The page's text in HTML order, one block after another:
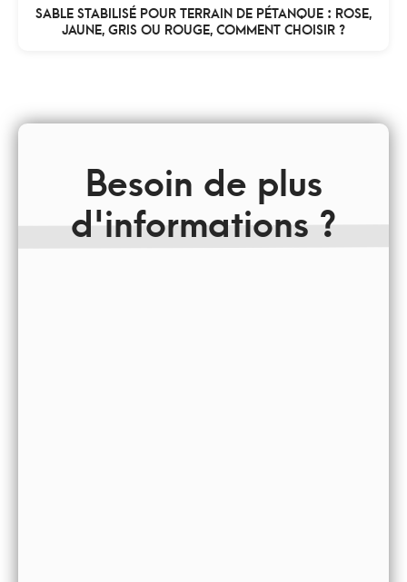
SABLE STABILISÉ POUR TERRAIN DE PÉTANQUE : ROSE,
JAUNE, GRIS OU ROUGE, COMMENT CHOISIR ?
Besoin de plus
d'informations ?